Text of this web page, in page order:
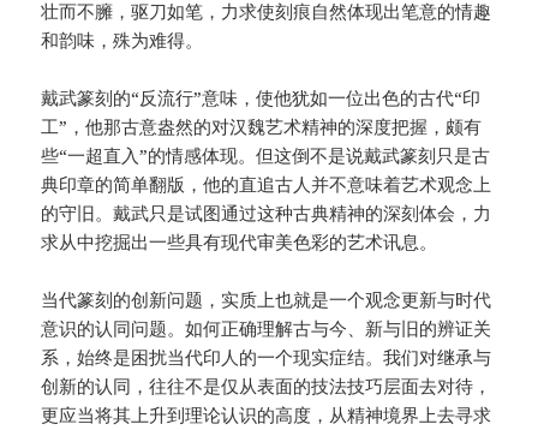
壮而不臃，驱刀如笔，力求使刻痕自然体现出笔意的情趣
和韵味，殊为难得。
戴武篆刻的“反流行”意味，使他犹如一位出色的古代“印
工”，他那古意盎然的对汉魏艺术精神的深度把握，颇有
些“一超直入”的情感体现。但这倒不是说戴武篆刻只是古
典印章的简单翻版，他的直追古人并不意味着艺术观念上
的守旧。戴武只是试图通过这种古典精神的深刻体会，力
求从中挖掘出一些具有现代审美色彩的艺术讯息。
当代篆刻的创新问题，实质上也就是一个观念更新与时代
意识的认同问题。如何正确理解古与今、新与旧的辨证关
系，始终是困扰当代印人的一个现实症结。我们对继承与
创新的认同，往往不是仅从表面的技法技巧层面去对待，
更应当将其上升到理论认识的高度，从精神境界上去寻求